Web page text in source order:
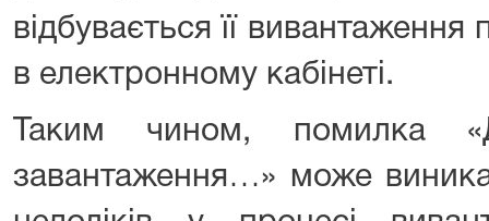
відбувається її вивантаження
в електронному кабінеті.
Таким чином, помилка
завантаження…» може